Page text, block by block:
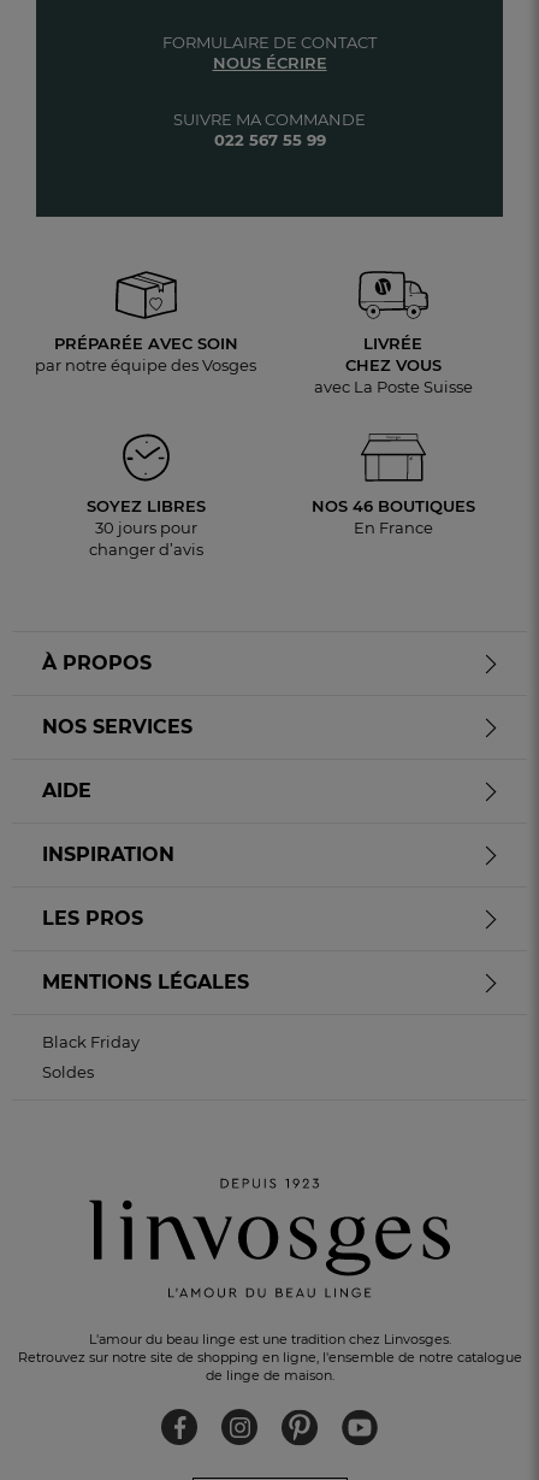
UN CADEAU OFFERTpour tout achat
SUIVRE MA COMMANDE
022 567 55 99
FORMULAIRE DE CONTACT
NOUS ÉCRIRE
PRÉPARÉE AVEC SOIN
par notre équipe des Vosges
LIVRÉE
CHEZ VOUS
avec La Poste Suisse
SOYEZ LIBRES
30 jours pour
changer d’avis
NOS 46 BOUTIQUES
En France
L'amour du beau linge est une tradition chez Linvosges.
Retrouvez sur notre site de shopping en ligne, l'ensemble de notre catalogue
de linge de maison.
À PROPOS
NOS SERVICES
AIDE
INSPIRATION
LES PROS
MENTIONS LÉGALES
Black Friday
Soldes